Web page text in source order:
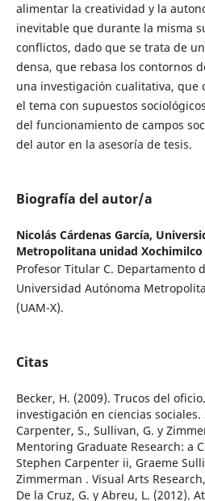
alimentar la creatividad y la
inevitable que durante la misma
conflictos, dado que se trata de
densa, que rebasa los contornos
una investigación cualitativa, que
el tema con supuestos
del funcionamiento de campos
del autor en la asesoría de tesis.
Biografía del autor/a
Nicolás Cárdenas García,
Metropolitana unidad Xochimilco
Profesor Titular C. Departamento
Universidad Autónoma
(UAM-X).
Citas
Becker, H. (2009). Trucos del
investigación en ciencias
Carpenter, S., Sullivan, G. y
Mentoring Graduate Research: a
Stephen Carpenter ii, Graeme
Zimmerman . Visual Arts
De la Cruz, G. y Abreu, L. (2012).